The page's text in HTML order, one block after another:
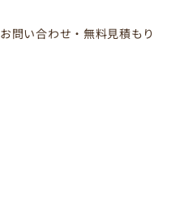
お問い合わせ・無料見積もり